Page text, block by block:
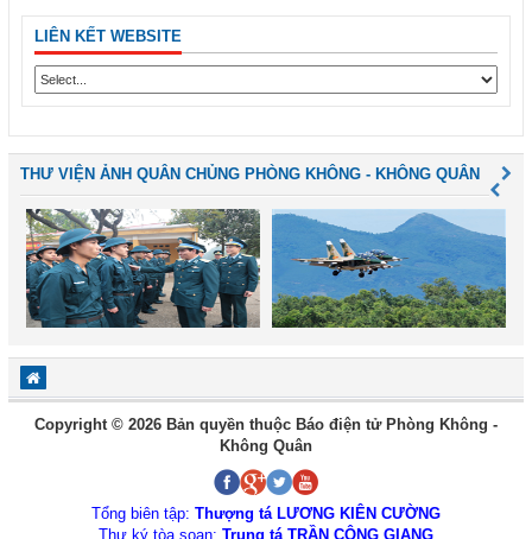
LIÊN KẾT WEBSITE
THƯ VIỆN ẢNH QUÂN CHỦNG PHÒNG KHÔNG - KHÔNG QUÂN
Copyright © 2026 Bản quyền thuộc Báo điện tử Phòng Không -
Không Quân
Tổng biên tập: Thượng tá LƯƠNG KIÊN CƯỜNG
Thư ký tòa soạn: Trung tá TRẦN CÔNG GIANG